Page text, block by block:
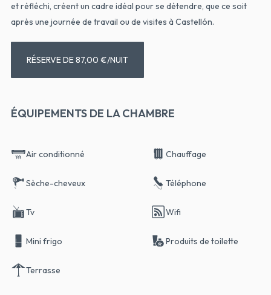
et réfléchi, créent un cadre idéal pour se détendre, que ce soit
après une journée de travail ou de visites à Castellón.
RÉSERVE DE 87,00 €/NUIT
ÉQUIPEMENTS DE LA CHAMBRE
Air conditionné Chauffage
Sèche-cheveux Téléphone
Tv Wifi
Mini frigo Produits de toilette
Terrasse